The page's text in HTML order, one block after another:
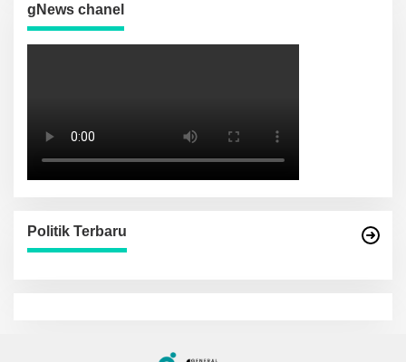
gNews chanel
Politik Terbaru